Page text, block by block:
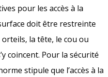
pour les accès à la
doit être restreinte
la tête, le cou ou
coincent. Pour la sécurité
stipule que l’accès à la